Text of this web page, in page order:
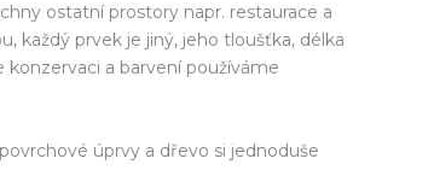
ostatní prostory napr. restaurace a
každý prvek je jiný, jeho tloušťka, délka
a barvení používáme
úprvy a dřevo si jednoduše